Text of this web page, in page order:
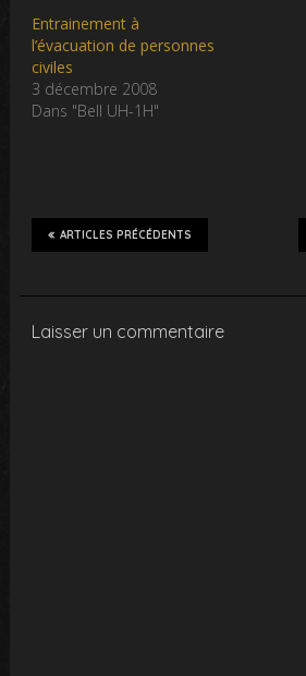
Entrainement à
l’évacuation de personnes
civiles
3 décembre 2008
Dans "Bell UH-1H"
ARTICLES PRÉCÉDENTS
Laisser un commentaire